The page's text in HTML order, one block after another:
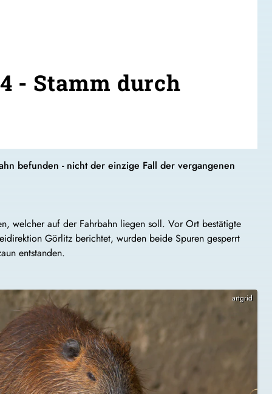
- Stamm durch
befunden - nicht der einzige Fall der vergangenen
welcher auf der Fahrbahn liegen soll. Vor Ort bestätigte
Görlitz berichtet, wurden beide Spuren gesperrt
entstanden.
artgrid